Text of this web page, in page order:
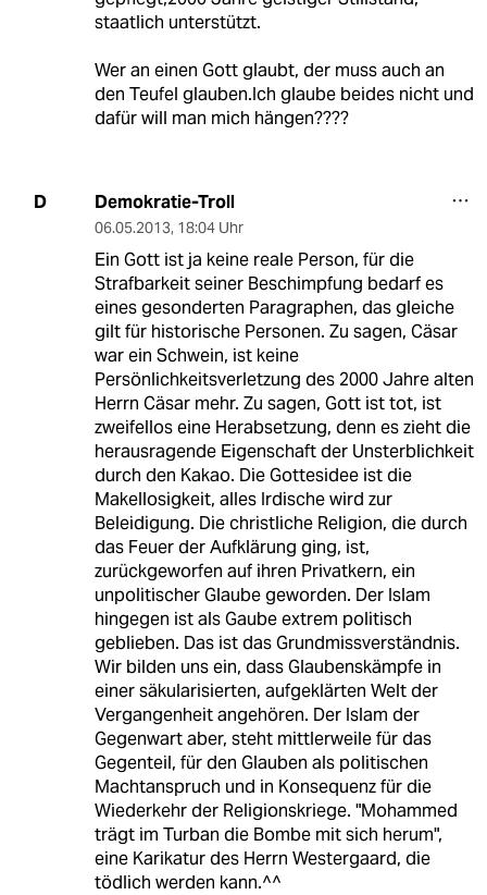
staatlich unterstützt.
Wer an einen Gott glaubt, der muss auch an
den Teufel glauben.Ich glaube beides nicht und
dafür will man mich hängen????
D Demokratie-Troll
06.05.2013, 18:04 Uhr
Ein Gott ist ja keine reale Person, für die
Strafbarkeit seiner Beschimpfung bedarf es
eines gesonderten Paragraphen, das gleiche
gilt für historische Personen. Zu sagen, Cäsar
war ein Schwein, ist keine
Persönlichkeitsverletzung des 2000 Jahre alten
Herrn Cäsar mehr. Zu sagen, Gott ist tot, ist
zweifellos eine Herabsetzung, denn es zieht die
herausragende Eigenschaft der Unsterblichkeit
durch den Kakao. Die Gottesidee ist die
Makellosigkeit, alles Irdische wird zur
Beleidigung. Die christliche Religion, die durch
das Feuer der Aufklärung ging, ist,
zurückgeworfen auf ihren Privatkern, ein
unpolitischer Glaube geworden. Der Islam
hingegen ist als Gaube extrem politisch
geblieben. Das ist das Grundmissverständnis.
Wir bilden uns ein, dass Glaubenskämpfe in
einer säkularisierten, aufgeklärten Welt der
Vergangenheit angehören. Der Islam der
Gegenwart aber, steht mittlerweile für das
Gegenteil, für den Glauben als politischen
Machtanspruch und in Konsequenz für die
Wiederkehr der Religionskriege. "Mohammed
trägt im Turban die Bombe mit sich herum",
eine Karikatur des Herrn Westergaard, die
tödlich werden kann.^^